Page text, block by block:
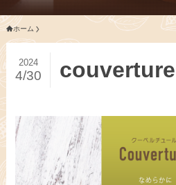
ホーム
2024
4/30